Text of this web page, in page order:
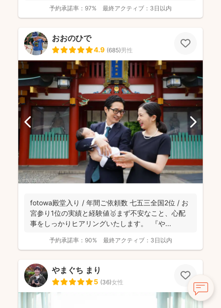
予約承諾率： 97% 最終アクティブ： 3日以内
おおのひで
4.9 (685)男性
fotowa殿堂入り / 年間ご依頼数 七五三全国2位 / お
宮参り1位の実績と経験値🥇まず不安なこと、心配
事をしっかりヒアリングいたします。 『や...
予約承諾率： 90% 最終アクティブ： 3日以内
やまぐち まり
5 (36)女性